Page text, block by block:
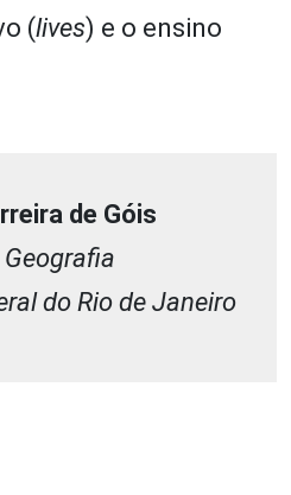
(lives) e o ensino
de Góis
do Rio de Janeiro